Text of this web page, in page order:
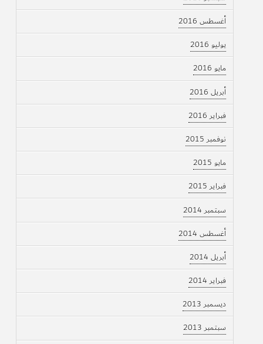
أغسطس 2016
يوليو 2016
مايو 2016
أبريل 2016
فبراير 2016
نوفمبر 2015
مايو 2015
فبراير 2015
سبتمبر 2014
أغسطس 2014
أبريل 2014
فبراير 2014
ديسمبر 2013
سبتمبر 2013